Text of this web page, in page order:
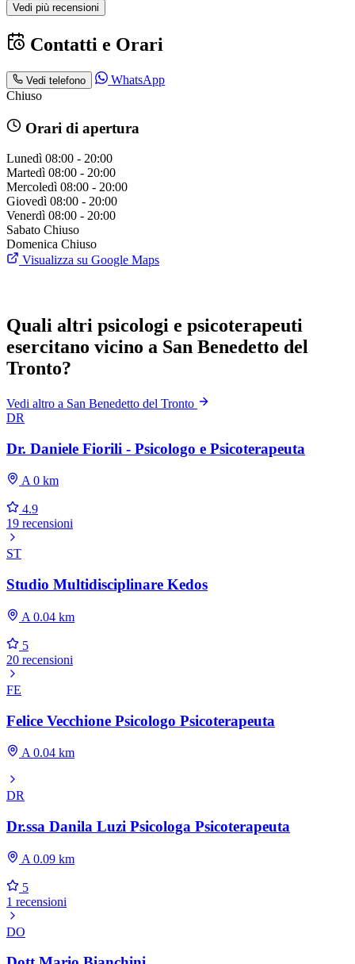
Vedi più recensioni
Contatti e Orari
Vedi telefono
WhatsApp
Chiuso
Orari di apertura
Lunedì 08:00 - 20:00
Martedì 08:00 - 20:00
Mercoledì 08:00 - 20:00
Giovedì 08:00 - 20:00
Venerdì 08:00 - 20:00
Sabato Chiuso
Domenica Chiuso
Visualizza su Google Maps
Quali altri psicologi e psicoterapeuti
esercitano vicino a San Benedetto del
Tronto?
Vedi altro a San Benedetto del Tronto
DR
Dr. Daniele Fiorili - Psicologo e Psicoterapeuta
A 0 km
4.9
19 recensioni
ST
Studio Multidisciplinare Kedos
A 0.04 km
5
20 recensioni
FE
Felice Vecchione Psicologo Psicoterapeuta
A 0.04 km
DR
Dr.ssa Danila Luzi Psicologa Psicoterapeuta
A 0.09 km
5
1 recensioni
DO